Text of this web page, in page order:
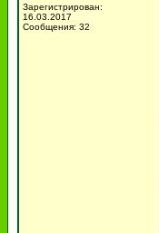
Зарегистрирован:
16.03.2017
Сообщения: 32